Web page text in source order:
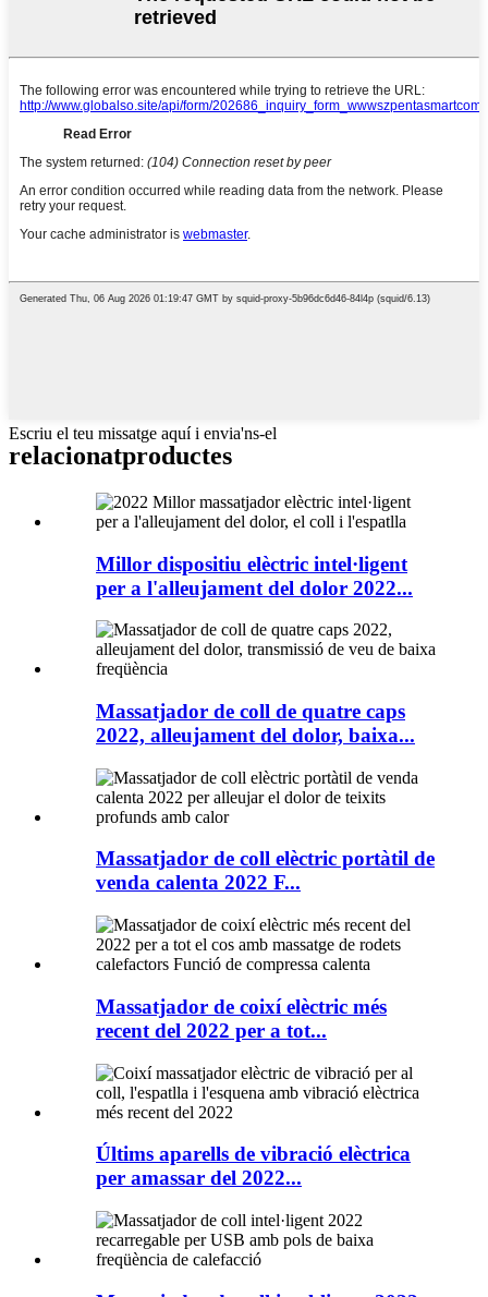
Escriu el teu missatge aquí i envia'ns-el
relacionatproductes
Millor dispositiu elèctric intel·ligent
per a l'alleujament del dolor 2022...
Massatjador de coll de quatre caps
2022, alleujament del dolor, baixa...
Massatjador de coll elèctric portàtil de
venda calenta 2022 F...
Massatjador de coixí elèctric més
recent del 2022 per a tot...
Últims aparells de vibració elèctrica
per amassar del 2022...